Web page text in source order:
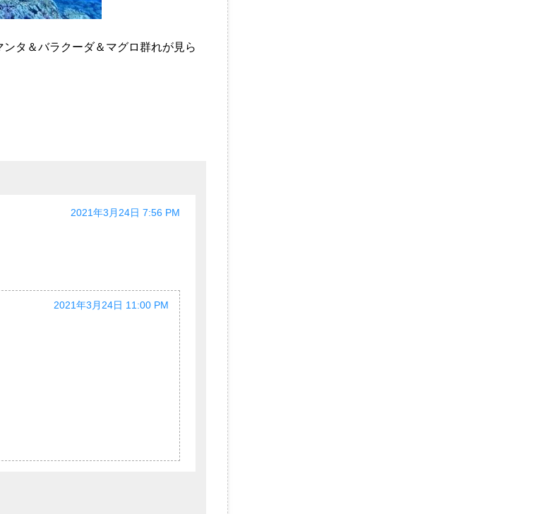
タ＆バラクーダ＆マグロ群れが見ら
2021年3月24日 7:56 PM
2021年3月24日 11:00 PM